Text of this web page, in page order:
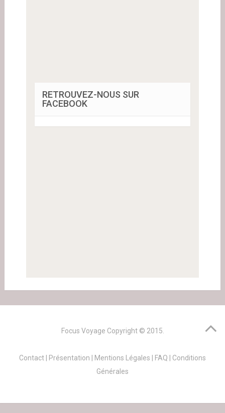
RETROUVEZ-NOUS SUR
FACEBOOK
Focus Voyage Copyright © 2015.
Contact Présentation Mentions Légales FAQ
Conditions
Générales